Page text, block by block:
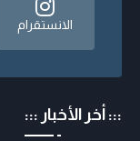
الانستقرام
::: أخر الأخبار :::